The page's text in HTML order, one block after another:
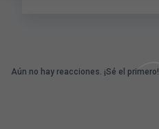
Aún no hay reacciones. ¡Sé el primero!